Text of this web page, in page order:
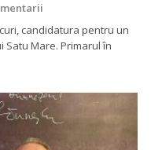
candidatura pentru un
Satu Mare. Primarul în